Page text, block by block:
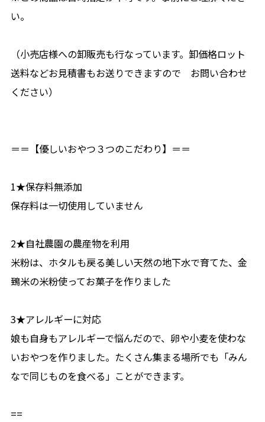
い。
（小売店様への卸販売も行なっています。卸価格ロット
送料などお見積書もお送りできますので お問い合わせ
ください）
＝＝【優しいおやつ３つのこだわり】＝＝
1★保存料無添加
保存料は一切使用していません
2★自社農園の農産物を利用
米粉は、ホタルも戻る美しい天然の地下水で育てた、金
鵄米の米粉使ってお菓子を作りました
3★アレルギーに対応
娘も自身もアレルギーで悩んだので、卵や小麦を使わな
いおやつを作りました。たくさん集まる場所でも「みん
なで同じものを食べる」ことができます。
==